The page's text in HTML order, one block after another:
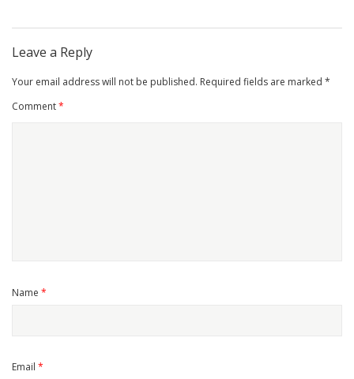
Leave a Reply
Your email address will not be published. Required fields are marked *
Comment*
Name *
Email *